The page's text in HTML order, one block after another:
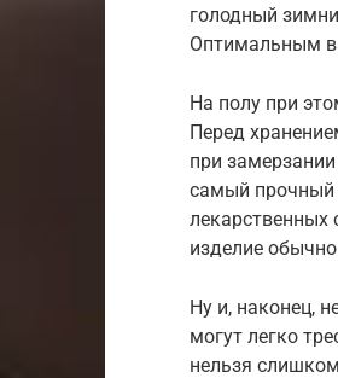
голодный
Оптимальным
На полу при
Перед
при
самый прочный
лекарственных
изделие
Ну и, наконец,
могут легко
нельзя